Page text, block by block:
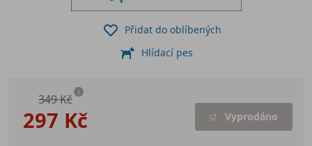
297 Kč
349 Kč i
Vyprodáno
Přidat do oblíbených
Hlídací pes